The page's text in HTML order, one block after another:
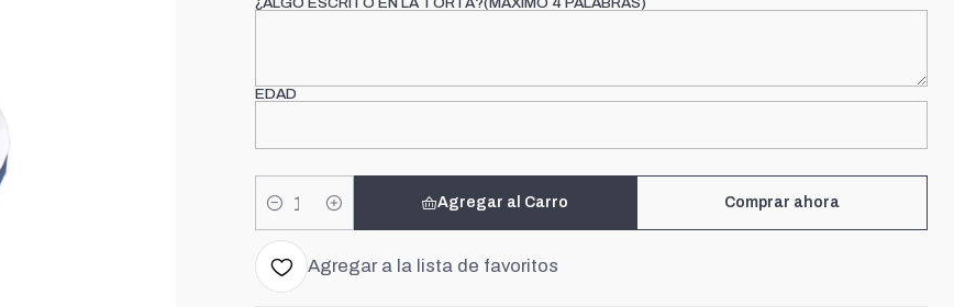
EDAD
Cantidad
Agregar al Carro Comprar ahora
Agregar a la lista de favoritos